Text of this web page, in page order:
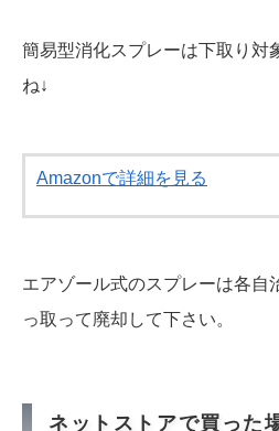
簡易型消化スプレーは下取り対
ね↓
Amazonで詳細を見る
エアゾール式のスプレーは各自
っ取って廃却して下さい。
ネットストアで買った